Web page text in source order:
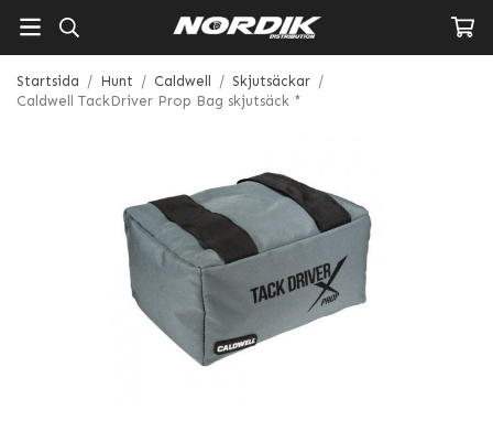
Startsida / Hunt / Caldwell / Skjutsäckar /
Caldwell TackDriver Prop Bag skjutsäck *